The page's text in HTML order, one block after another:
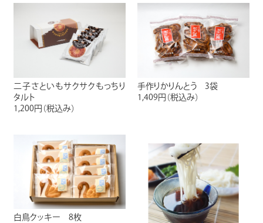
二子さといもサクサクもっちり
タルト
1,200円 （税込み）
手作りかりんとう 3袋
1,409円 （税込み）
白鳥クッキー 8枚